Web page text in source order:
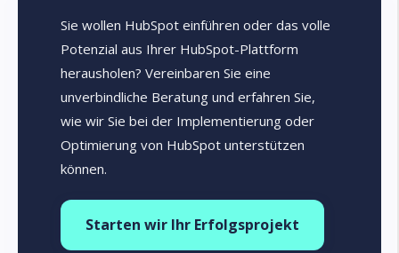
Sie wollen HubSpot einführen oder das volle
Potenzial aus Ihrer HubSpot-Plattform
herausholen? Vereinbaren Sie eine
unverbindliche Beratung und erfahren Sie,
wie wir Sie bei der Implementierung oder
Optimierung von HubSpot unterstützen
können.
Starten wir Ihr Erfolgsprojekt